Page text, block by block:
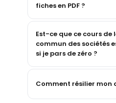
fiches en PDF ?
Est-ce que ce cours de
commun des sociétés
si je pars de zéro ?
Comment résilier mon